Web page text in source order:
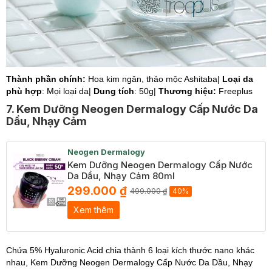
Thành phần chính: Hoa kim ngân, thảo mộc Ashitaba| Loại da
phù hợp: Mọi loại da| Dung tích: 50g| Thương hiệu: Freeplus
7. Kem Dưỡng Neogen Dermalogy Cấp Nước Da
Dầu, Nhạy Cảm
Neogen Dermalogy
Kem Dưỡng Neogen Dermalogy Cấp Nước
Da Dầu, Nhạy Cảm 80ml
299.000 ₫ 499.000 ₫ 40%
Xem thêm
Chứa 5% Hyaluronic Acid chia thành 6 loại kích thước nano khác
nhau, Kem Dưỡng Neogen Dermalogy Cấp Nước Da Dầu, Nhạy